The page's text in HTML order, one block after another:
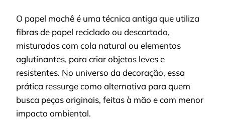
O papel machê é uma técnica antiga que utiliza
fibras de papel reciclado ou descartado,
misturadas com cola natural ou elementos
aglutinantes, para criar objetos leves e
resistentes. No universo da decoração, essa
prática ressurge como alternativa para quem
busca peças originais, feitas à mão e com menor
impacto ambiental.